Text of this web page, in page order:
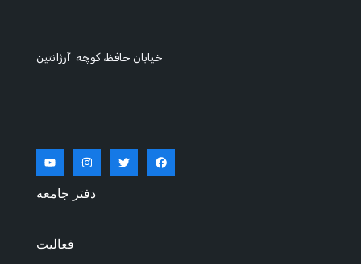
خیابان حافظ، کوچه آرژانتین
دفتر جامعه
فعالیت